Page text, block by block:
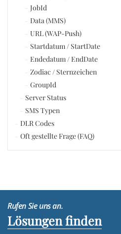
JobId
Data (MMS)
URL (WAP-Push)
Startdatum / StartDate
Endedatum / EndDate
Zodiac / Sternzeichen
GroupId
Server Status
SMS Typen
DLR Codes
Oft gestellte Frage (FAQ)
Rufen Sie uns an.
Lösungen finden